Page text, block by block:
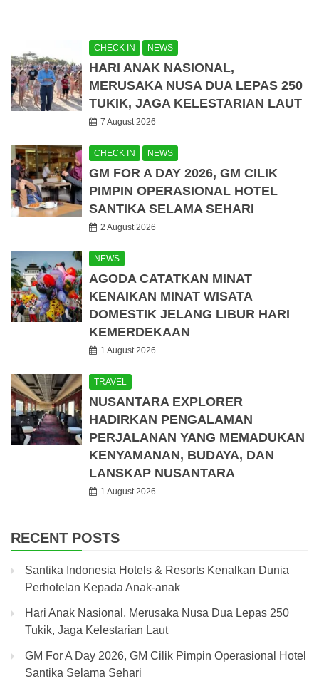
CHECK IN NEWS
HARI ANAK NASIONAL,
MERUSAKA NUSA DUA LEPAS 250
TUKIK, JAGA KELESTARIAN LAUT
7 August 2026
CHECK IN NEWS
GM FOR A DAY 2026, GM CILIK
PIMPIN OPERASIONAL HOTEL
SANTIKA SELAMA SEHARI
2 August 2026
NEWS
AGODA CATATKAN MINAT
KENAIKAN MINAT WISATA
DOMESTIK JELANG LIBUR HARI
KEMERDEKAAN
1 August 2026
TRAVEL
NUSANTARA EXPLORER
HADIRKAN PENGALAMAN
PERJALANAN YANG MEMADUKAN
KENYAMANAN, BUDAYA, DAN
LANSKAP NUSANTARA
1 August 2026
RECENT POSTS
Santika Indonesia Hotels & Resorts Kenalkan Dunia
Perhotelan Kepada Anak-anak
Hari Anak Nasional, Merusaka Nusa Dua Lepas 250
Tukik, Jaga Kelestarian Laut
GM For A Day 2026, GM Cilik Pimpin Operasional Hotel
Santika Selama Sehari